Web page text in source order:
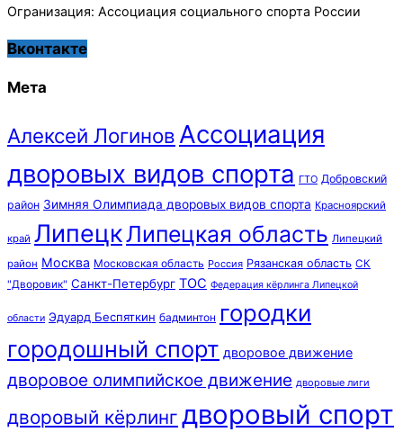
Огранизация: Ассоциация социального спорта России
Вконтакте
Мета
Алексей Логинов Ассоциация
дворовых видов спорта ГТО Добровский
район Зимняя Олимпиада дворовых видов спорта Красноярский
край ЛипецкЛипецкая область Липецкий
район Москва Московская область Россия Рязанская область СК
"Дворовик" Санкт-Петербург ТОС Федерация кёрлинга Липецкой
области Эдуард Беспяткин бадминтон городки
городошный спорт дворовое движение
дворовое олимпийское движение дворовые лиги
дворовый кёрлинг дворовый спорт